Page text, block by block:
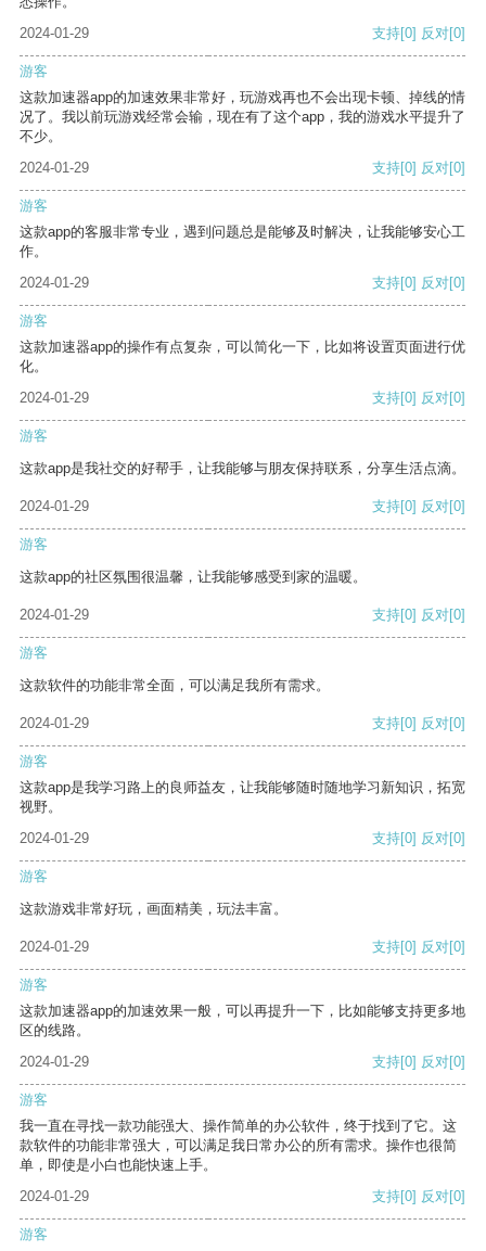
2024-01-29
支持[0] 反对[0]
游客
这款加速器app的加速效果非常好，玩游戏再也不会出现卡顿、掉线的情
况了。我以前玩游戏经常会输，现在有了这个app，我的游戏水平提升了
不少。
2024-01-29
支持[0] 反对[0]
游客
这款app的客服非常专业，遇到问题总是能够及时解决，让我能够安心工
作。
2024-01-29
支持[0] 反对[0]
游客
这款加速器app的操作有点复杂，可以简化一下，比如将设置页面进行优
化。
2024-01-29
支持[0] 反对[0]
游客
这款app是我社交的好帮手，让我能够与朋友保持联系，分享生活点滴。
2024-01-29 支持[0] 反对[0]
游客
这款app的社区氛围很温馨，让我能够感受到家的温暖。
2024-01-29 支持[0] 反对[0]
游客
这款软件的功能非常全面，可以满足我所有需求。
2024-01-29 支持[0] 反对[0]
游客
这款app是我学习路上的良师益友，让我能够随时随地学习新知识，拓宽
视野。
2024-01-29
支持[0] 反对[0]
游客
这款游戏非常好玩，画面精美，玩法丰富。
2024-01-29 支持[0] 反对[0]
游客
这款加速器app的加速效果一般，可以再提升一下，比如能够支持更多地
区的线路。
2024-01-29
支持[0] 反对[0]
游客
我一直在寻找一款功能强大、操作简单的办公软件，终于找到了它。这
款软件的功能非常强大，可以满足我日常办公的所有需求。操作也很简
单，即使是小白也能快速上手。
2024-01-29
支持[0] 反对[0]
游客